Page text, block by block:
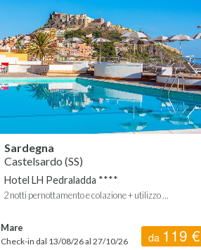
Sardegna
Castelsardo (SS)
Hotel LH Pedraladda ****
2 notti pernottamento e colazione + utilizzo ...
Mare
Check-in dal 13/08/26 al 27/10/26 da 119 €